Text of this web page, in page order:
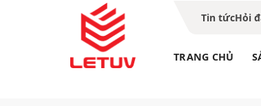
Tin tứcHỏi
TRANG CHỦ